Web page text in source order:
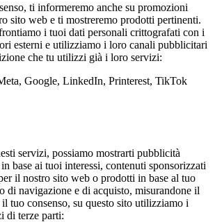
ti informeremo anche su promozioni
sito web e ti mostreremo prodotti pertinenti.
i tuoi dati personali crittografati con i
esterni e utilizziamo i loro canali pubblicitari
che tu utilizzi già i loro servizi:
Google, LinkedIn, Printerest, TikTok
servizi, possiamo mostrarti pubblicità
base ai tuoi interessi, contenuti sponsorizzati
il nostro sito web o prodotti in base al tuo
di navigazione e di acquisto, misurandone il
il tuo consenso, su questo sito utilizziamo i
di terze parti: